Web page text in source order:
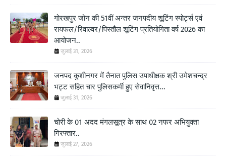
गोरखपुर जोन की 51वीं अन्तर जनपदीय शूटिंग स्पोर्ट्स एवं
रायफल/रिवाल्वर/पिस्तौल शूटिंग प्रतियोगिता वर्ष 2026 का
आयोजन..
जुलाई 31, 2026
जनपद कुशीनगर में तैनात पुलिस उपाधीक्षक श्री उमेशचन्द्र
भट्ट सहित चार पुलिसकर्मी हुए सेवानिवृत्त...
जुलाई 31, 2026
चोरी के 01 अदद मंगलसूत्र के साथ 02 नफर अभियुक्ता
गिरफ्तार..
जुलाई 27, 2026